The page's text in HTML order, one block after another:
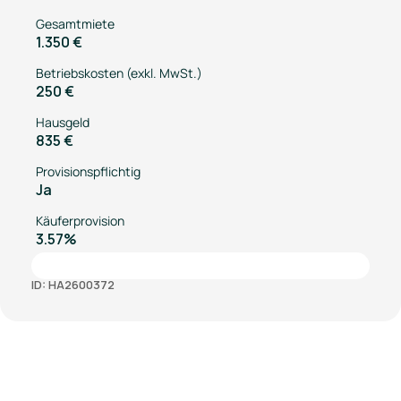
Gesamtmiete
1.350 €
Betriebskosten (exkl. MwSt.)
250 €
Hausgeld
835 €
Provisionspflichtig
Ja
Käuferprovision
3.57%
ID: HA2600372